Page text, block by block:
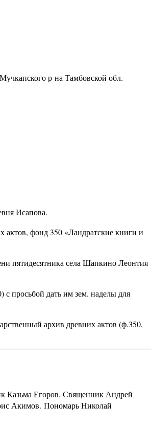
р-на Тамбовской обл.
Исапова.
актов, фонд 350 «Ландратские книги и
пятидесятника села Шапкино Леонтия
просьбой дать им зем. наделы для
архив древних актов (ф.350,
Казьма Егоров. Священник Андрей
Акимов. Пономарь Николай